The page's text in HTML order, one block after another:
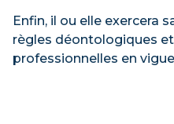
Enfin, il ou elle exercera
règles déontologiques
professionnelles en